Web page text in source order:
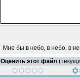
Мне бы в небо, в небо, в
Оценить этот файл